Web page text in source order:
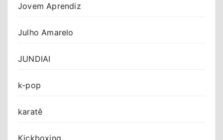
Jovem Aprendiz
Julho Amarelo
JUNDIAI
k-pop
karatê
Kickboxing